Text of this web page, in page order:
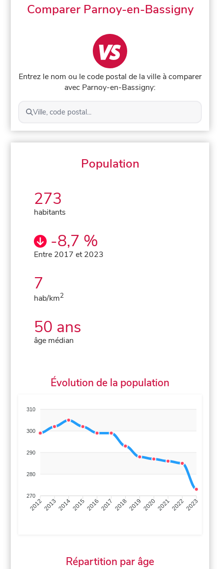
Comparer Parnoy-en-Bassigny
Entrez le nom ou le code postal de la ville à comparer
avec Parnoy-en-Bassigny:
Ville, code postal...
Population
273
habitants
-8,7 %
Entre 2017 et 2023
7
hab/km2
50 ans
âge médian
Évolution de la population
310
300
290
280
270
201220132014201520162017 20182019 2020202120222023
Répartition par âge